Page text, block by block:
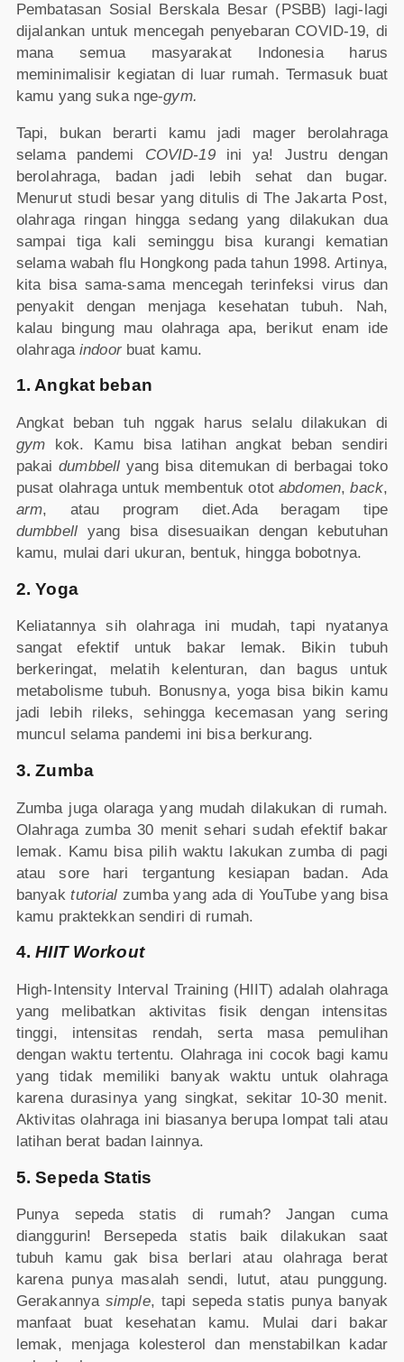
Pembatasan Sosial Berskala Besar (PSBB) lagi-lagi
dijalankan untuk mencegah penyebaran COVID-19, di
mana semua masyarakat Indonesia harus
meminimalisir kegiatan di luar rumah. Termasuk buat
kamu yang suka nge-gym.
Tapi, bukan berarti kamu jadi mager berolahraga
selama pandemi COVID-19ini ya! Justru dengan
berolahraga, badan jadi lebih sehat dan bugar.
Menurut studi besar yang ditulis di The Jakarta Post,
olahraga ringan hingga sedang yang dilakukan dua
sampai tiga kali seminggu bisa kurangi kematian
selama wabah flu Hongkong pada tahun 1998. Artinya,
kita bisa sama-sama mencegah terinfeksi virus dan
penyakit dengan menjaga kesehatan tubuh. Nah,
kalau bingung mau olahraga apa, berikut enam ide
olahragaindoor buat kamu.
1. Angkat beban
Angkat beban tuh nggak harus selalu dilakukan di
gym kok. Kamu bisa latihan angkat beban sendiri
pakaidumbbell yang bisa ditemukan di berbagai toko
pusat olahraga untuk membentuk ototabdomen,back,
arm, atau program diet.Ada beragam tipe
dumbbell yang bisa disesuaikan dengan kebutuhan
kamu, mulai dari ukuran, bentuk, hingga bobotnya.
2. Yoga
Keliatannya sih olahraga ini mudah, tapi nyatanya
sangat efektif untuk bakar lemak. Bikin tubuh
berkeringat, melatih kelenturan, dan bagus untuk
metabolisme tubuh. Bonusnya, yoga bisa bikin kamu
jadi lebih rileks, sehingga kecemasan yang sering
muncul selama pandemi ini bisa berkurang.
3. Zumba
Zumba juga olaraga yang mudah dilakukan di rumah.
Olahraga zumba 30 menit sehari sudah efektif bakar
lemak. Kamu bisa pilih waktu lakukan zumba di pagi
atau sore hari tergantung kesiapan badan. Ada
banyaktutorial zumba yang ada di YouTube yang bisa
kamu praktekkan sendiri di rumah.
4.HIIT Workout
High-Intensity Interval Training (HIIT) adalah olahraga
yang melibatkan aktivitas fisik dengan intensitas
tinggi, intensitas rendah, serta masa pemulihan
dengan waktu tertentu. Olahraga ini cocok bagi kamu
yang tidak memiliki banyak waktu untuk olahraga
karena durasinya yang singkat, sekitar 10-30 menit.
Aktivitas olahraga ini biasanya berupa lompat tali atau
latihan berat badan lainnya.
5. Sepeda Statis
Punya sepeda statis di rumah? Jangan cuma
dianggurin! Bersepeda statis baik dilakukan saat
tubuh kamu gak bisa berlari atau olahraga berat
karena punya masalah sendi, lutut, atau punggung.
Gerakannya simple, tapi sepeda statis punya banyak
manfaat buat kesehatan kamu. Mulai dari bakar
lemak, menjaga kolesterol dan menstabilkan kadar